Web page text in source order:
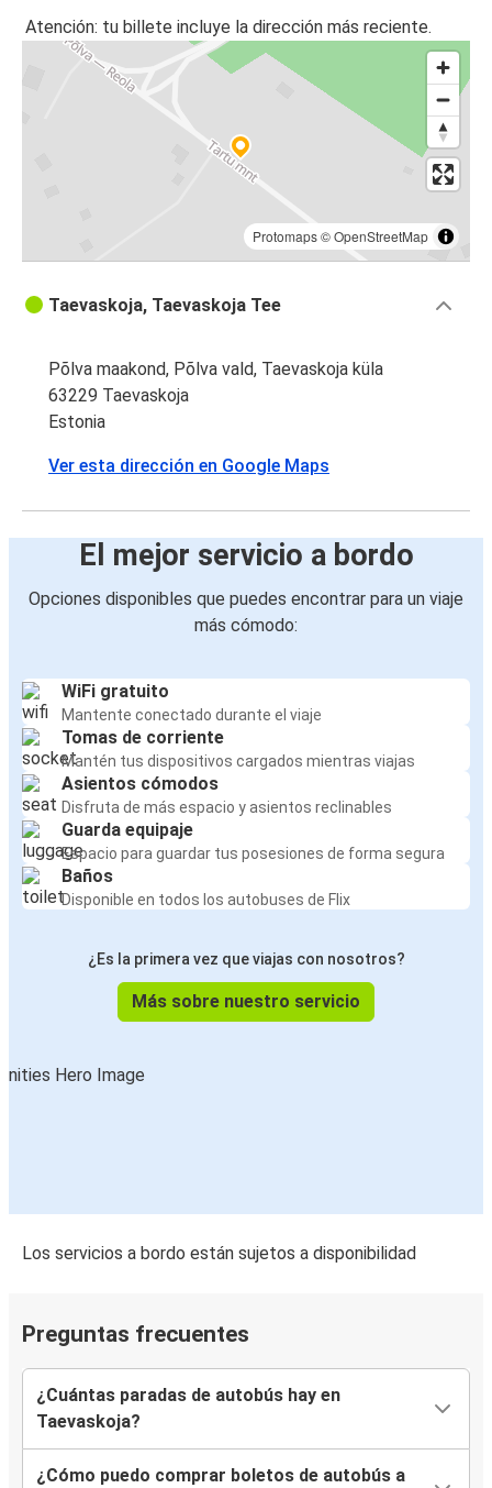
Atención: tu billete incluye la dirección más reciente.
Protomaps©OpenStreetMap
Taevaskoja, Taevaskoja Tee
Põlva maakond, Põlva vald, Taevaskoja küla
63229 Taevaskoja
Estonia
Ver esta dirección en Google Maps
El mejor servicio a bordo
Opciones disponibles que puedes encontrar para un viaje
más cómodo:
WiFi gratuito
Mantente conectado durante el viaje
Tomas de corriente
Mantén tus dispositivos cargados mientras viajas
Asientos cómodos
Disfruta de más espacio y asientos reclinables
Guarda equipaje
Espacio para guardar tus posesiones de forma segura
Baños
Disponible en todos los autobuses de Flix
¿Es la primera vez que viajas con nosotros?
Más sobre nuestro servicio
Los servicios a bordo están sujetos a disponibilidad
Preguntas frecuentes
¿Cuántas paradas de autobús hay en
Taevaskoja?
¿Cómo puedo comprar boletos de autobús a